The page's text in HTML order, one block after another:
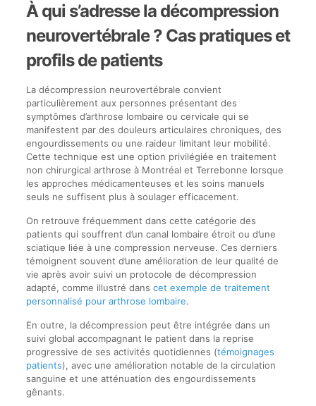
À qui s’adresse la décompression
neurovertébrale ? Cas pratiques et
profils de patients
La décompression neurovertébrale convient
particulièrement aux personnes présentant des
symptômes d’arthrose lombaire ou cervicale qui se
manifestent par des douleurs articulaires chroniques, des
engourdissements ou une raideur limitant leur mobilité.
Cette technique est une option privilégiée en traitement
non chirurgical arthrose à Montréal et Terrebonne lorsque
les approches médicamenteuses et les soins manuels
seuls ne suffisent plus à soulager efficacement.
On retrouve fréquemment dans cette catégorie des
patients qui souffrent d’un canal lombaire étroit ou d’une
sciatique liée à une compression nerveuse. Ces derniers
témoignent souvent d’une amélioration de leur qualité de
vie après avoir suivi un protocole de décompression
adapté, comme illustré dans cet exemple de traitement
personnalisé pour arthrose lombaire.
En outre, la décompression peut être intégrée dans un
suivi global accompagnant le patient dans la reprise
progressive de ses activités quotidiennes (témoignages
patients), avec une amélioration notable de la circulation
sanguine et une atténuation des engourdissements
gênants.